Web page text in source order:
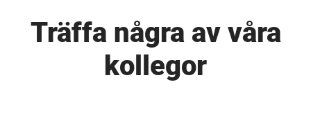
Träffa några av våra
kollegor